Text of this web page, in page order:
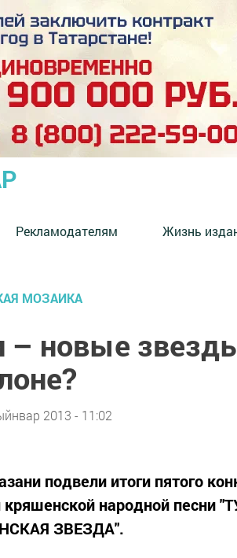
Рекламодателям Жизнь
МОЗАИКА
– новые
2013 - 11:02
подвели итоги пятого
кряшенской народной
ЗВЕЗДА".